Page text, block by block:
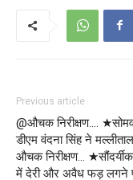
Previous article
@औचक निरीक्षण….
डीएम वंदना सिंह ने
औचक निरीक्षण…
में देरी और अवैध फड़ लगने